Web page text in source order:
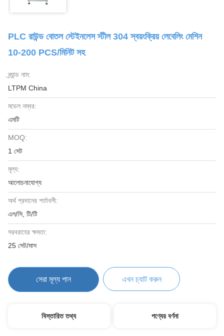
PLC রাউন্ড বোতল স্টেইনলেস স্টীল 304 স্বয়ংক্রিয় লেবেলিং মেশিন
10-200 PCS/মিনিট সহ
ব্র্যান্ড নাম:
LTPM China
মডেল নম্বর:
এমটি
MOQ:
1 সেট
মূল্য:
আলোচনাযোগ্য
অর্থ প্রদানের শর্তাবলী:
এল/সি, টি/টি
সরবরাহের ক্ষমতা:
25 সেট/মাস
সেরা মূল্য পান এখন চ্যাট করুন
বিস্তারিত তথ্য পণ্যের বর্ণনা